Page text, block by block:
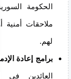
الحكومة
ملاحقات أمنية
لهم.
برامج إعادة
العائدين في